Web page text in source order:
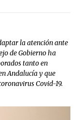
la atención ante
de Gobierno ha
tanto en
Andalucía y que
Covid-19.